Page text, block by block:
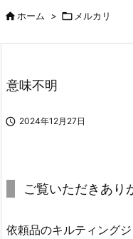
ホーム >  メルカリ
意味不明
 2024年12月27日
ご覧いただきあり
依頼品のキルティング